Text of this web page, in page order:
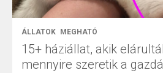
ÁLLATOK MEGHATÓ
15+ háziállat, akik
mennyire szeretik a